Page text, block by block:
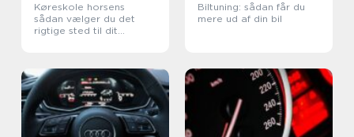
Køreskole horsens
sådan vælger du det
rigtige sted til dit
Biltuning: sådan får du
mere ud af din bil